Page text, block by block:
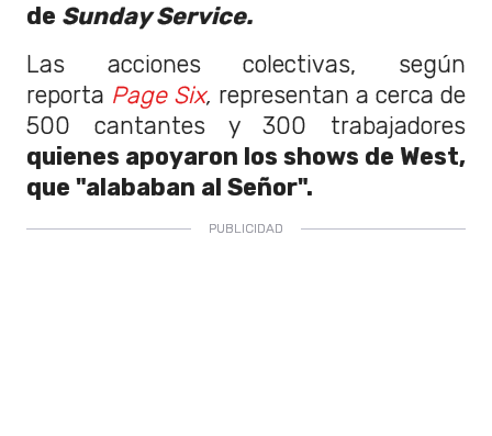
de Sunday Service.
Las acciones colectivas, según
reporta Page Six, representan a cerca de
500 cantantes y 300 trabajadores
quienes apoyaron los shows de West,
que "alababan al Señor".